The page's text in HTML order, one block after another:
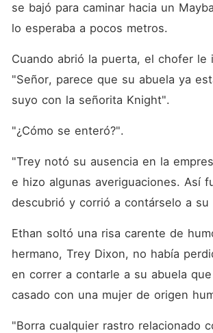
se bajó para caminar hacia un
lo esperaba a pocos metros.
Cuando abrió la puerta, el chofer le
"Señor, parece que su abuela ya
suyo con la señorita Knight".
"¿Cómo se enteró?".
"Trey notó su ausencia en la
e hizo algunas averiguaciones. Así
descubrió y corrió a contárselo a su
Ethan soltó una risa carente de
hermano, Trey Dixon, no había
en correr a contarle a su abuela
casado con una mujer de origen
"Borra cualquier rastro relacionado